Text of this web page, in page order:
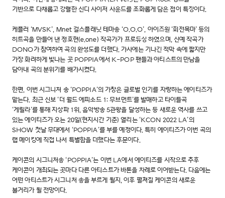
기반으로 다채롭고 강렬한 신디 사이저 사운드를 조화롭게 담은 점이 특징이다.
케플러 ‘MVSK’, Mnet 걸스플래닛 테마송 ‘O.O.O’, 아이즈원 ‘회전목마’ 등의
히트곡을 만들어 낸 정호현(e.one) 작곡가가 프로듀싱 하였으며, 신예 작곡가
DONO가 참여하여 곡의 완성도를 더했다. 가사에는 기나긴 적막 속에 짧지만
가장 화려하게 빛나는 곳 POPPIA에서 K-POP 팬들과 아티스트의 만남을
담아내 곡의 분위기를 배가시켰다.
한편, 이번 시그니처 송 ‘POPPIA’의 가창은 글로벌 인기를 자랑하는 에이티즈가
맡는다. 최근 신보 ‘더 월드 에피소드 1: 무브먼트’를 발매하고 타이틀곡
‘게릴라’를 통해 지상파 1위, 음악방송 5관왕을 달성하는 등 새로운 역사를 쓰고
있는 에이티즈가 오는 20일(현지시간 기준) 열리는 ‘KCON 2022 LA’의
SHOW 첫날 무대에서 ‘POPPIA’를 부를 예정이다. 특히 에이티즈가 이번 곡의
랩 메이킹에 직접 나서 특별함을 더했다는 후문이다.
케이콘의 시그니처송 ‘POPPIA’는 이번 LA에서 에이티즈를 시작으로 추후
케이콘이 개최되는 곳마다 다른 아티스트가 바톤을 차례로 이어받는다. 다음에는
어떤 아티스트가 시그니처 송을 부르게 될지, 이후 펼쳐질 케이콘의 새로운
볼거리가 될 전망이다.